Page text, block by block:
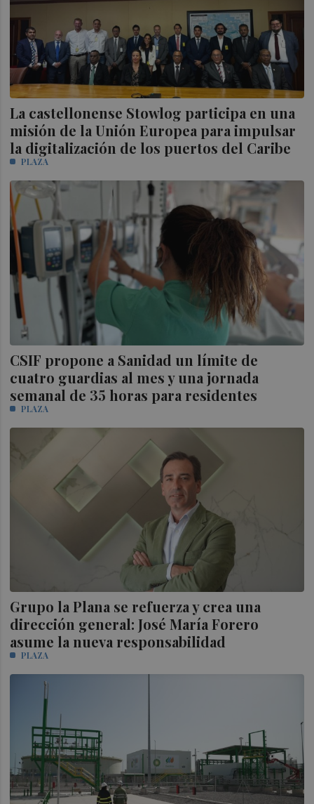
La castellonense Stowlog participa en una
misión de la Unión Europea para impulsar
la digitalización de los puertos del Caribe
PLAZA
CSIF propone a Sanidad un límite de
cuatro guardias al mes y una jornada
semanal de 35 horas para residentes
PLAZA
Grupo la Plana se refuerza y crea una
dirección general: José María Forero
asume la nueva responsabilidad
PLAZA